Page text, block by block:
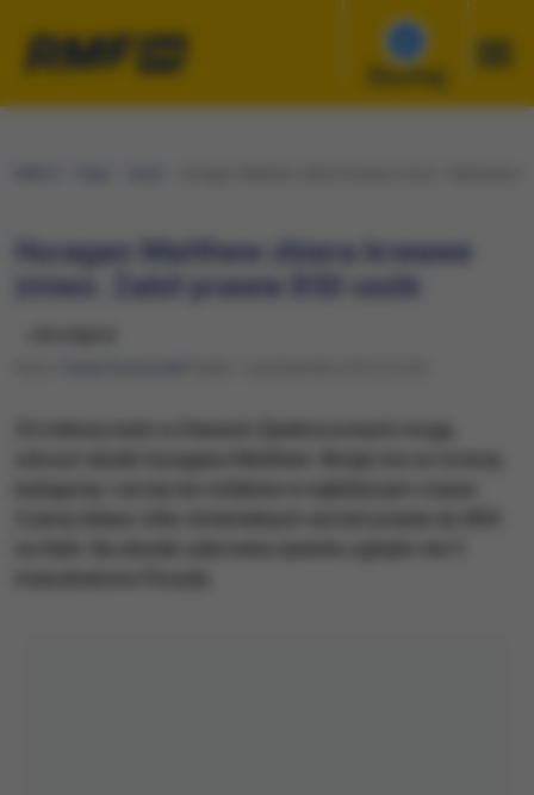
Słuchaj
Huragan Matthew zbiera krwawe
żniwo. Zabił prawie 850 osób